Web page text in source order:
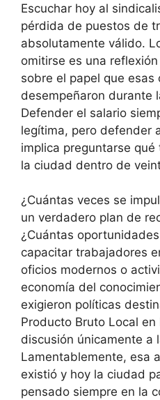
Escuchar hoy al
pérdida de puestos de
absolutamente válido.
omitirse es una
sobre el papel que esas
desempeñaron durante
Defender el salario
legítima, pero defender
implica preguntarse
la ciudad dentro de
¿Cuántas veces se
un verdadero plan de
¿Cuántas
capacitar trabajadores
oficios modernos o
economía del
exigieron políticas
Producto Bruto Local
discusión únicamente a
Lamentablemente, esa
existió y hoy la ciudad
pensado siempre en la